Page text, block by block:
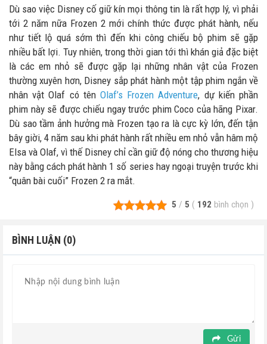
Dù sao việc Disney cố giữ kín mọi thông tin là rất hợp lý, vì phải
tới 2 năm nữa Frozen 2 mới chính thức được phát hành, nếu
như tiết lộ quá sớm thì đến khi công chiếu bộ phim sẽ gặp
nhiều bất lợi. Tuy nhiên, trong thời gian tới thì khán giả đặc biệt
là các em nhỏ sẽ được gặp lại những nhân vật của Frozen
thường xuyên hơn, Disney sắp phát hành một tập phim ngắn về
nhân vật Olaf có tên Olaf’s Frozen Adventure, dự kiến phần
phim này sẽ được chiếu ngay trước phim Coco của hãng Pixar.
Dù sao tầm ảnh hưởng mà Frozen tạo ra là cực kỳ lớn, đến tận
bây giời, 4 năm sau khi phát hành rất nhiều em nhỏ vẫn hâm mộ
Elsa và Olaf, vì thế Disney chỉ cần giữ độ nóng cho thương hiệu
này bằng cách phát hành 1 số series hay ngoại truyện trước khi
“quân bài cuối” Frozen 2 ra mắt.
5 / 5 ( 192 bình chọn )
BÌNH LUẬN (0)
Gửi